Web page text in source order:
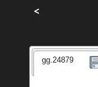
<
gg.24879